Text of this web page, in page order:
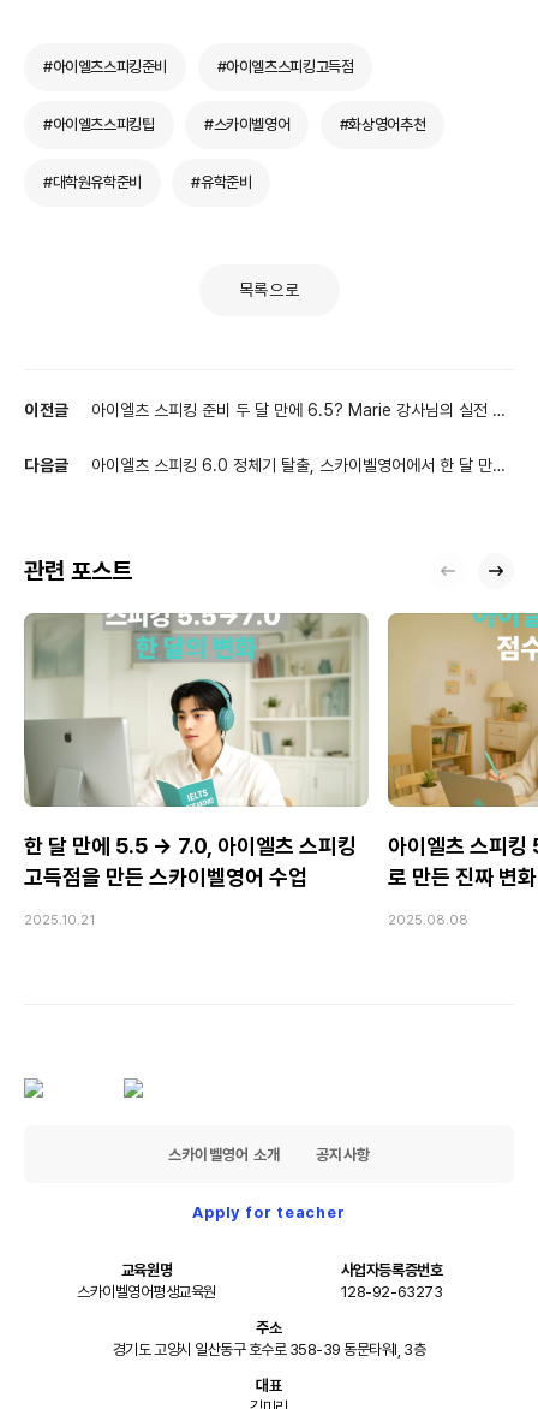
#아이엘츠스피킹준비 #아이엘츠스피킹고득점
#아이엘츠스피킹팁 #스카이벨영어 #화상영어추천
#대학원유학준비 #유학준비
목록으로
이전글
아이엘츠 스피킹 준비 두 달 만에 6.5? Marie 강사님의 실전 화
다음글
아이엘츠 스피킹 6.0 정체기 탈출, 스카이벨영어에서 한 달 만에
관련 포스트
한 달 만에 5.5 → 7.0, 아이엘츠 스피킹
고득점을 만든 스카이벨영어 수업
2025.10.21
아이엘츠 스피
로 만든 진짜 변화
2025.08.08
스카이벨영어 소개 공지사항
Apply for teacher
교육원명
스카이벨영어평생교육원
사업자등록증번호
128-92-63273
주소
경기도 고양시 일산동구 호수로 358-39 동문타워I, 3층
대표